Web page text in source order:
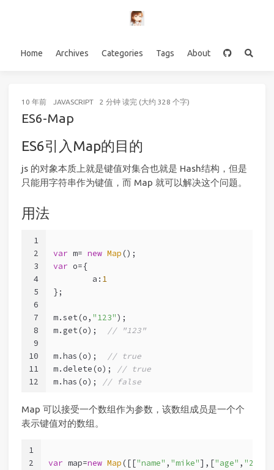
Home Archives Categories Tags About
10 年前 JAVASCRIPT 2 分钟 读完 (大约 328 个字)
ES6-Map
ES6引入Map的目的
js 的对象本质上就是键值对集合也就是 Hash结构，但是
只能用字符串作为键值，而 Map 就可以解决这个问题。
用法
1
2
3
4
5
6
7
8
9
10
11
12
var m= new Map ();
var o={
	a:
1
};
m.set(o, "123");
m.get(o);
// "123"
m.has(o);
// true
m.delete(o);
// true
m.has(o);
// false
Map 可以接受一个数组作为参数，该数组成员是一个个
表示键值对的数组。
1
2
var map=new Map ([["name" , "mike"],["age" , "21"